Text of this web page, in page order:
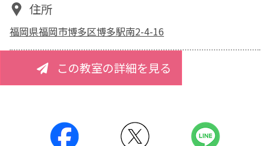
住所
福岡県福岡市博多区博多駅南2-4-16
この教室の詳細を見る